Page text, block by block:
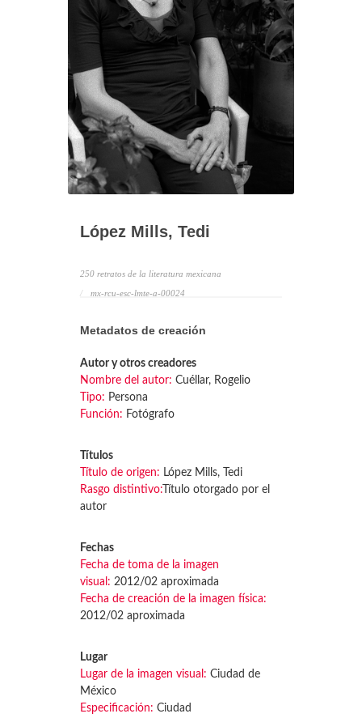
López Mills, Tedi
250 retratos de la literatura mexicana
mx-rcu-esc-lmte-a-00024
Metadatos de creación
Autor y otros creadores
Nombre del autor: Cuéllar, Rogelio
Tipo: Persona
Función: Fotógrafo
Títulos
Título de origen: López Mills, Tedi
Rasgo distintivo: Título otorgado por el
autor
Fechas
Fecha de toma de la imagen
visual: 2012/02 aproximada
Fecha de creación de la imagen física:
2012/02 aproximada
Lugar
Lugar de la imagen visual: Ciudad de
México
Especificación: Ciudad